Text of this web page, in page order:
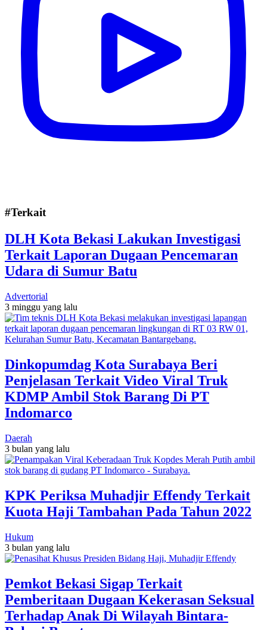
#Terkait
DLH Kota Bekasi Lakukan Investigasi
Terkait Laporan Dugaan Pencemaran
Udara di Sumur Batu
Advertorial
3 minggu yang lalu
Dinkopumdag Kota Surabaya Beri
Penjelasan Terkait Video Viral Truk
KDMP Ambil Stok Barang Di PT
Indomarco
Daerah
3 bulan yang lalu
KPK Periksa Muhadjir Effendy Terkait
Kuota Haji Tambahan Pada Tahun 2022
Hukum
3 bulan yang lalu
Pemkot Bekasi Sigap Terkait
Pemberitaan Dugaan Kekerasan Seksual
Terhadap Anak Di Wilayah Bintara-